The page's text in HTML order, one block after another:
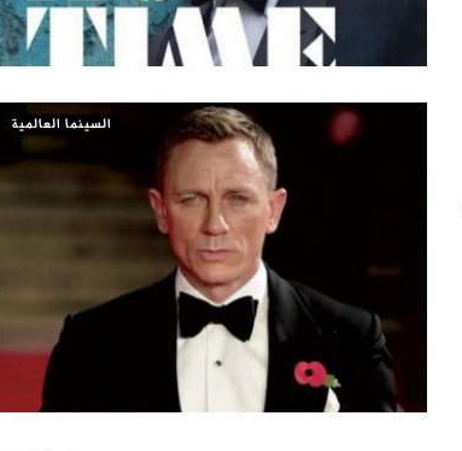
السينما العالمية